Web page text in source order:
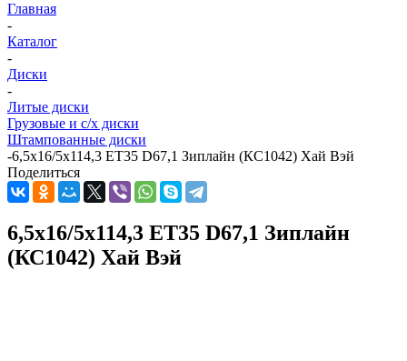
Главная
-
Каталог
-
Диски
-
Литые диски
Грузовые и с/х диски
Штампованные диски
-6,5x16/5x114,3 ET35 D67,1 Зиплайн (КС1042) Хай Вэй
Поделиться
6,5x16/5x114,3 ET35 D67,1 Зиплайн
(КС1042) Хай Вэй